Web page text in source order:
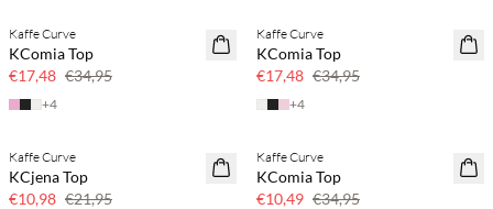
SAVE20
50% korting
Kaffe Curve
KComia Top
€17,48 €34,95
+4
50% korting
Kaffe Curve
KComia Top
€17,48 €34,95
+4
50% korting
Kaffe Curve
KCjena Top
€10,98 €21,95
70% korting
Nog maar een paar
Kaffe Curve
KComia Top
€10,49 €34,95